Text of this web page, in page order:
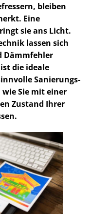
bleiben
Eine
sie ans Licht.
lassen sich
Dämmfehler
die ideale
Sa­nie­rungs­
Sie mit einer
Zustand Ihrer